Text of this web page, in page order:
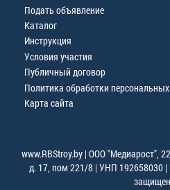
Подать объявление
Каталог
Инструкция
Условия участия
Публичный договор
Политика обработки
Карта сайта
www.RBStroy.by | ООО "Медиарост",
д. 17, пом 221/8 | УНП 192658030 |